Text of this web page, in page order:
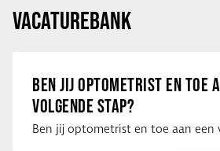
VACATUREBANK
BEN JIJ OPTOMETRIST EN TOE
VOLGENDE STAP?